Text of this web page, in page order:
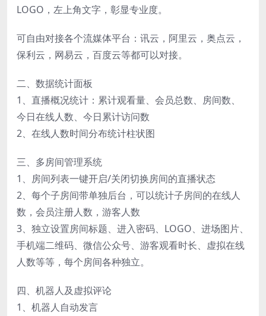
LOGO，左上角文字，彰显专业度。
可自由对接各个流媒体平台：讯云，阿里云，奥点云，
保利云，网易云，百度云等都可以对接。
二、数据统计面板
1、直播概况统计：累计观看量、会员总数、房间数、
今日在线人数、今日累计访问数
2、在线人数时间分布统计柱状图
三、多房间管理系统
1、房间列表一键开启/关闭切换房间的直播状态
2、每个子房间带单独后台，可以统计子房间的在线人
数，会员注册人数，游客人数
3、独立设置房间标题、进入密码、LOGO、进场图片、
手机端二维码、微信公众号、游客观看时长、虚拟在线
人数等等，每个房间各种独立。
四、机器人及虚拟评论
1、机器人自动发言